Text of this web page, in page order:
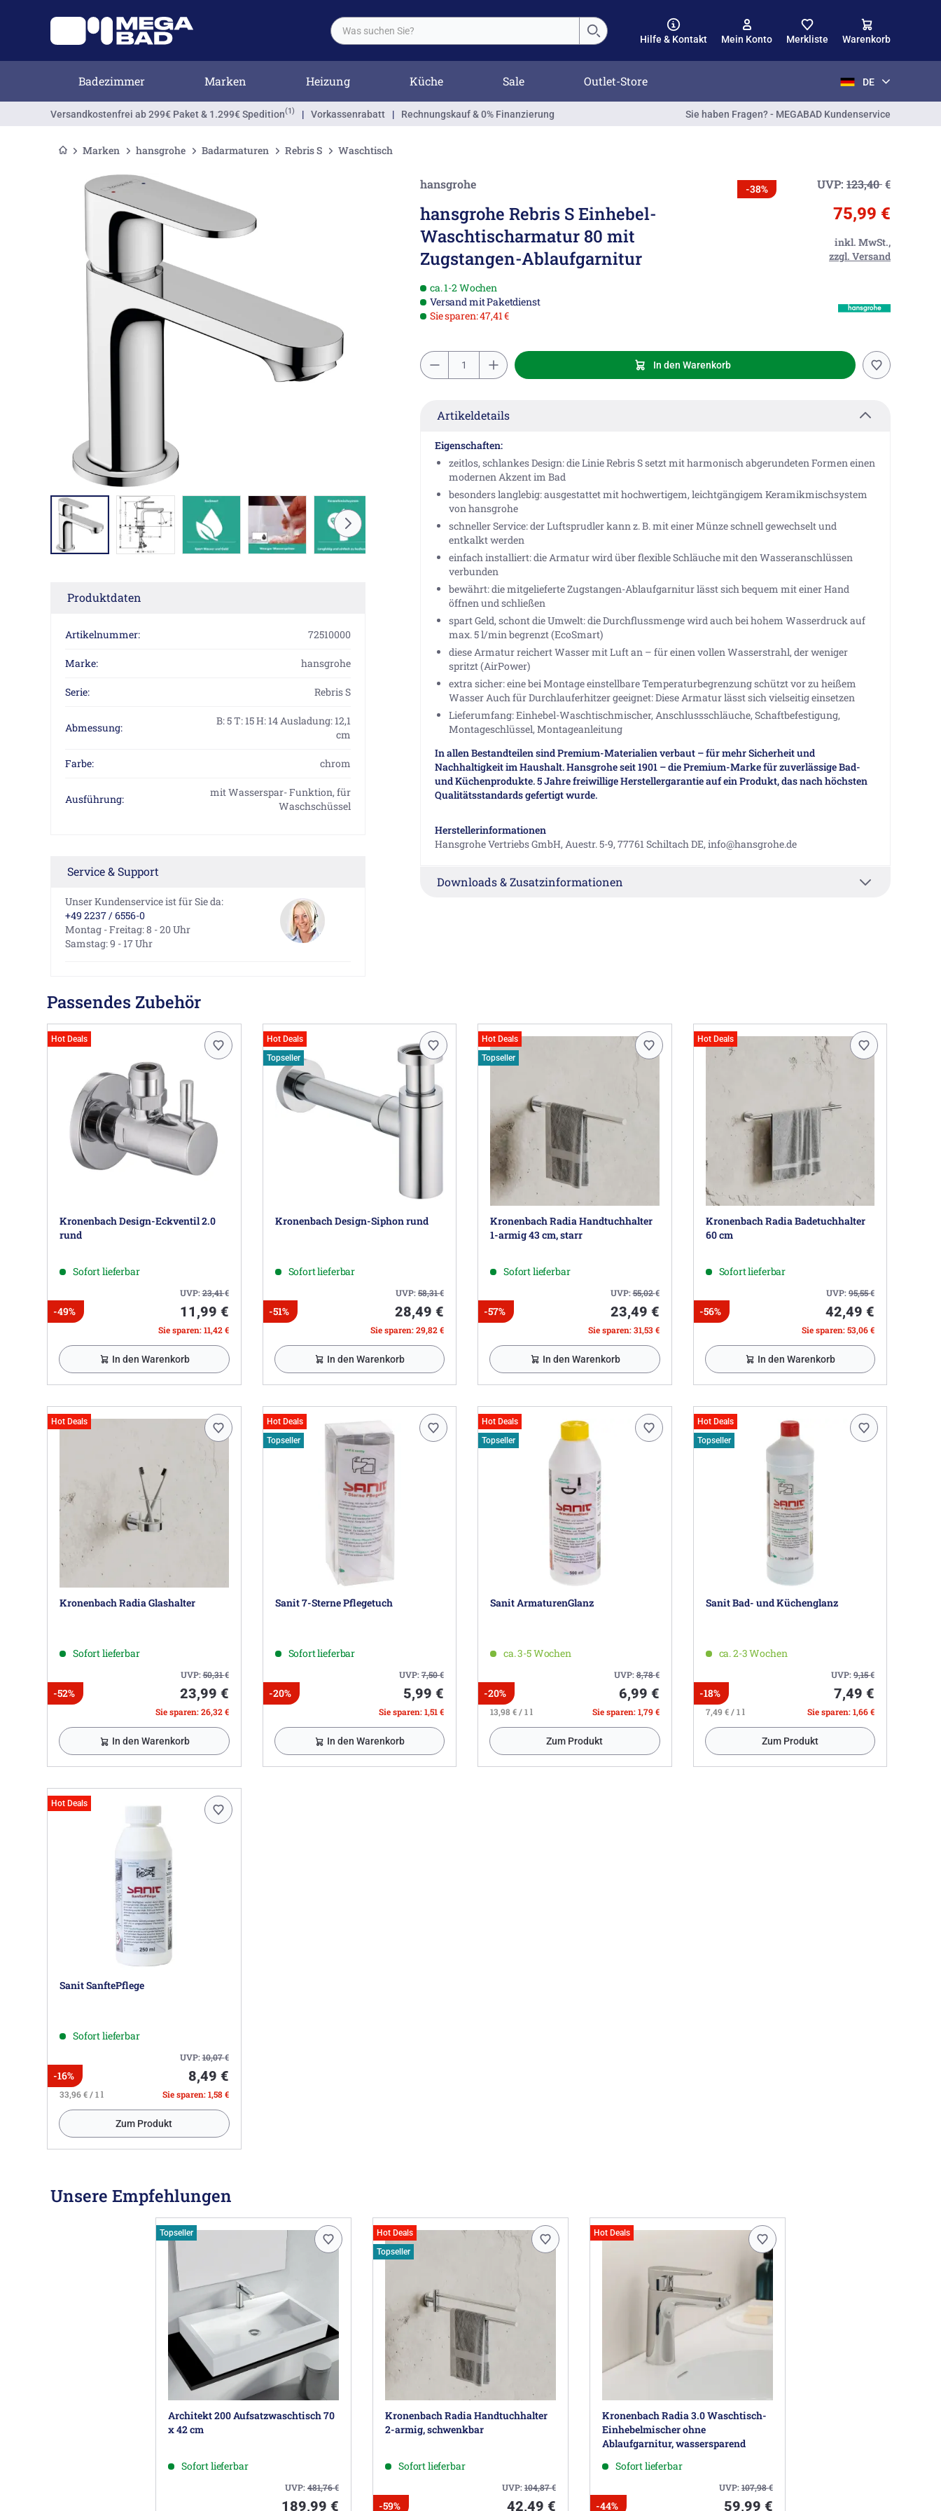
Hilfe & Kontakt Mein Konto Merkliste Warenkorb
Badezimmer Marken Heizung Küche Sale Outlet-Store DE
Versandkostenfrei ab 299€ Paket & 1.299€ Spedition(1) | Vorkassenrabatt | Rechnungskauf & 0% Finanzierung Sie haben Fragen? - MEGABAD Kundenservice
Marken hansgrohe Badarmaturen Rebris S Waschtisch
Produktdaten
Artikelnummer: 72510000
Marke: hansgrohe
Serie: Rebris S
Abmessung:
B: 5 T: 15 H: 14 Ausladung: 12,1
cm
Farbe: chrom
Ausführung:
mit Wasserspar- Funktion, für
Waschschüssel
Service & Support
Unser Kundenservice ist für Sie da:
+49 2237 / 6556-0
Montag - Freitag: 8 - 20 Uhr
Samstag: 9 - 17 Uhr
hansgrohe
hansgrohe Rebris S Einhebel-
Waschtischarmatur 80 mit
Zugstangen-Ablaufgarnitur
-38% UVP: 123,40€
75,99 €
inkl. MwSt.,
zzgl. Versand
ca. 1-2 Wochen
Versand mit Paketdienst
Sie sparen: 47,41 €
In den Warenkorb
Artikeldetails
Eigenschaften:
zeitlos, schlankes Design: die Linie Rebris S setzt mit harmonisch abgerundeten Formen einen
modernen Akzent im Bad
besonders langlebig: ausgestattet mit hochwertigem, leichtgängigem Keramikmischsystem
von hansgrohe
schneller Service: der Luftsprudler kann z. B. mit einer Münze schnell gewechselt und
entkalkt werden
einfach installiert: die Armatur wird über flexible Schläuche mit den Wasseranschlüssen
verbunden
bewährt: die mitgelieferte Zugstangen-Ablaufgarnitur lässt sich bequem mit einer Hand
öffnen und schließen
spart Geld, schont die Umwelt: die Durchflussmenge wird auch bei hohem Wasserdruck auf
max. 5 l/min begrenzt (EcoSmart)
diese Armatur reichert Wasser mit Luft an – für einen vollen Wasserstrahl, der weniger
spritzt (AirPower)
extra sicher: eine bei Montage einstellbare Temperaturbegrenzung schützt vor zu heißem
Wasser Auch für Durchlauferhitzer geeignet: Diese Armatur lässt sich vielseitig einsetzen
Lieferumfang: Einhebel-Waschtischmischer, Anschlussschläuche, Schaftbefestigung,
Montageschlüssel, Montageanleitung
In allen Bestandteilen sind Premium-Materialien verbaut – für mehr Sicherheit und
Nachhaltigkeit im Haushalt. Hansgrohe seit 1901 – die Premium-Marke für zuverlässige Bad-
und Küchenprodukte. 5 Jahre freiwillige Herstellergarantie auf ein Produkt, das nach höchsten
Qualitätsstandards gefertigt wurde.
Herstellerinformationen
Hansgrohe Vertriebs GmbH, Auestr. 5-9, 77761 Schiltach DE, info@hansgrohe.de
Downloads & Zusatzinformationen
Passendes Zubehör
Hot Deals
Kronenbach Design-Eckventil 2.0
rund
Sofort lieferbar
UVP:23,41€
-49% 11,99 €
Sie sparen: 11,42 €
In den Warenkorb
Hot Deals
Topseller
Kronenbach Design-Siphon rund
Sofort lieferbar
UVP:58,31€
-51% 28,49 €
Sie sparen: 29,82 €
In den Warenkorb
Hot Deals
Topseller
Kronenbach Radia Handtuchhalter
1-armig 43 cm, starr
Sofort lieferbar
UVP:55,02€
-57% 23,49 €
Sie sparen: 31,53 €
In den Warenkorb
Hot Deals
Kronenbach Radia Badetuchhalter
60 cm
Sofort lieferbar
UVP:95,55€
-56% 42,49 €
Sie sparen: 53,06 €
In den Warenkorb
Hot Deals
Kronenbach Radia Glashalter
Sofort lieferbar
UVP:50,31€
-52% 23,99 €
Sie sparen: 26,32 €
In den Warenkorb
Hot Deals
Topseller
Sanit 7-Sterne Pflegetuch
Sofort lieferbar
UVP:7,50€
-20% 5,99 €
Sie sparen: 1,51 €
In den Warenkorb
Hot Deals
Topseller
Sanit ArmaturenGlanz
ca. 3-5 Wochen
UVP:8,78€
-20% 6,99 €
13,98 € / 1 l Sie sparen: 1,79 €
Zum Produkt
Hot Deals
Topseller
Sanit Bad- und Küchenglanz
ca. 2-3 Wochen
UVP:9,15€
-18% 7,49 €
7,49 € / 1 l Sie sparen: 1,66 €
Zum Produkt
Hot Deals
Sanit SanftePflege
Sofort lieferbar
UVP:10,07€
-16% 8,49 €
33,96 € / 1 l Sie sparen: 1,58 €
Zum Produkt
Unsere Empfehlungen
Topseller
Architekt 200 Aufsatzwaschtisch 70
x 42 cm
Sofort lieferbar
UVP:481,76€
189,99 €
Hot Deals
Topseller
Kronenbach Radia Handtuchhalter
2-armig, schwenkbar
Sofort lieferbar
UVP:104,87€
-59% 42,49 €
Hot Deals
Kronenbach Radia 3.0 Waschtisch-
Einhebelmischer ohne
Ablaufgarnitur, wassersparend
Sofort lieferbar
UVP:107,98€
-44% 59,99 €